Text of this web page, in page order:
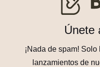
Únete
¡Nada de spam!
lanzamientos de